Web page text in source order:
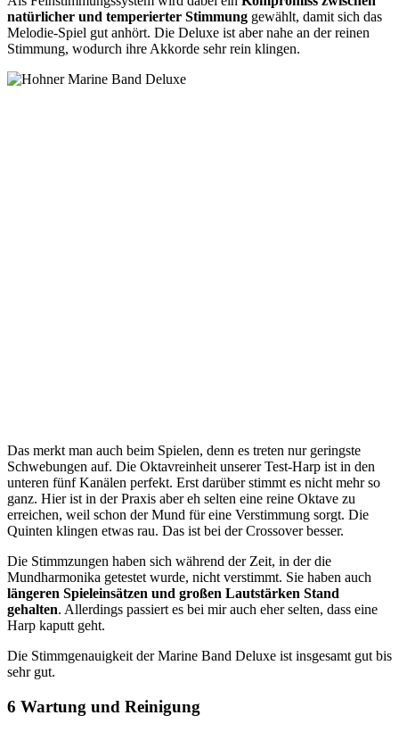
natürlicher und temperierter Stimmung gewählt, damit sich das
Melodie-Spiel gut anhört. Die Deluxe ist aber nahe an der reinen
Stimmung, wodurch ihre Akkorde sehr rein klingen.
Das merkt man auch beim Spielen, denn es treten nur geringste
Schwebungen auf. Die Oktavreinheit unserer Test-Harp ist in den
unteren fünf Kanälen perfekt. Erst darüber stimmt es nicht mehr so
ganz. Hier ist in der Praxis aber eh selten eine reine Oktave zu
erreichen, weil schon der Mund für eine Verstimmung sorgt. Die
Quinten klingen etwas rau. Das ist bei der Crossover besser.
Die Stimmzungen haben sich während der Zeit, in der die
Mundharmonika getestet wurde, nicht verstimmt. Sie haben auch
längeren Spieleinsätzen und großen Lautstärken Stand
gehalten. Allerdings passiert es bei mir auch eher selten, dass eine
Harp kaputt geht.
Die Stimmgenauigkeit der Marine Band Deluxe ist insgesamt gut bis
sehr gut.
6 Wartung und Reinigung